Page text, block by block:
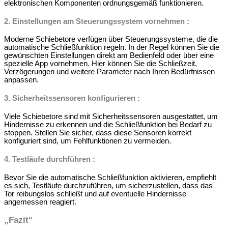
elektronischen Komponenten ordnungsgemäß funktionieren.
2. Einstellungen am Steuerungssystem vornehmen :
Moderne Schiebetore verfügen über Steuerungssysteme, die die
automatische Schließfunktion regeln. In der Regel können Sie die
gewünschten Einstellungen direkt am Bedienfeld oder über eine
spezielle App vornehmen. Hier können Sie die Schließzeit,
Verzögerungen und weitere Parameter nach Ihren Bedürfnissen
anpassen.
3. Sicherheitssensoren konfigurieren :
Viele Schiebetore sind mit Sicherheitssensoren ausgestattet, um
Hindernisse zu erkennen und die Schließfunktion bei Bedarf zu
stoppen. Stellen Sie sicher, dass diese Sensoren korrekt
konfiguriert sind, um Fehlfunktionen zu vermeiden.
4. Testläufe durchführen :
Bevor Sie die automatische Schließfunktion aktivieren, empfiehlt
es sich, Testläufe durchzuführen, um sicherzustellen, dass das
Tor reibungslos schließt und auf eventuelle Hindernisse
angemessen reagiert.
„Fazit“